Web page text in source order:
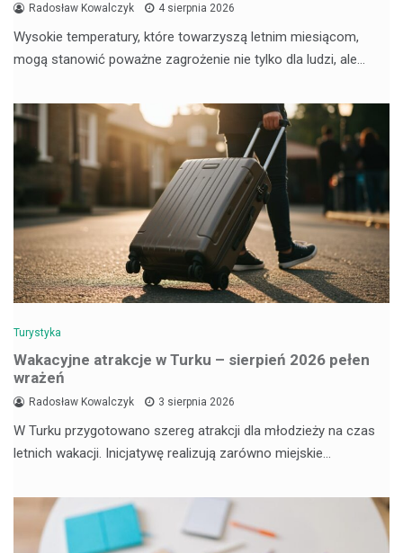
Radosław Kowalczyk 4 sierpnia 2026
Wysokie temperatury, które towarzyszą letnim miesiącom,
mogą stanowić poważne zagrożenie nie tylko dla ludzi, ale…
Turystyka
Wakacyjne atrakcje w Turku – sierpień 2026 pełen
wrażeń
Radosław Kowalczyk 3 sierpnia 2026
W Turku przygotowano szereg atrakcji dla młodzieży na czas
letnich wakacji. Inicjatywę realizują zarówno miejskie…